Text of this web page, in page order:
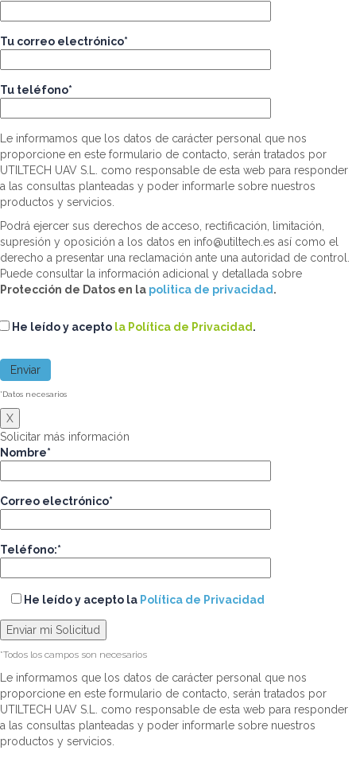
Tu correo electrónico*
Tu teléfono*
Le informamos que los datos de carácter personal que nos
proporcione en este formulario de contacto, serán tratados por
UTILTECH UAV S.L. como responsable de esta web para responder
a las consultas planteadas y poder informarle sobre nuestros
productos y servicios.
Podrá ejercer sus derechos de acceso, rectificación, limitación,
supresión y oposición a los datos en info@utiltech.es así como el
derecho a presentar una reclamación ante una autoridad de control.
Puede consultar la información adicional y detallada sobre
Protección de Datos en la politica de privacidad .
He leído y acepto la Política de Privacidad .
*Datos necesarios
X
Solicitar más información
Nombre*
Correo electrónico*
Teléfono:*
He leído y acepto la Política de Privacidad
*Todos los campos son necesarios
Le informamos que los datos de carácter personal que nos
proporcione en este formulario de contacto, serán tratados por
UTILTECH UAV S.L. como responsable de esta web para responder
a las consultas planteadas y poder informarle sobre nuestros
productos y servicios.